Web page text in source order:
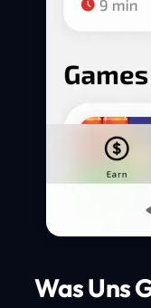
Was Uns